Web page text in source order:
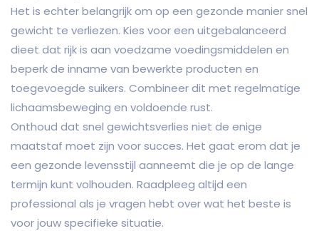
Het is echter belangrijk om op een gezonde manier snel
gewicht te verliezen. Kies voor een uitgebalanceerd
dieet dat rijk is aan voedzame voedingsmiddelen en
beperk de inname van bewerkte producten en
toegevoegde suikers. Combineer dit met regelmatige
lichaamsbeweging en voldoende rust.
Onthoud dat snel gewichtsverlies niet de enige
maatstaf moet zijn voor succes. Het gaat erom dat je
een gezonde levensstijl aanneemt die je op de lange
termijn kunt volhouden. Raadpleeg altijd een
professional als je vragen hebt over wat het beste is
voor jouw specifieke situatie.